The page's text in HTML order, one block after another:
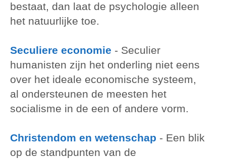
bestaat, dan laat de psychologie alleen
het natuurlijke toe.
Seculiere economie - Seculier
humanisten zijn het onderling niet eens
over het ideale economische systeem,
al ondersteunen de meesten het
socialisme in de een of andere vorm.
Christendom en wetenschap - Een blik
op de standpunten van de